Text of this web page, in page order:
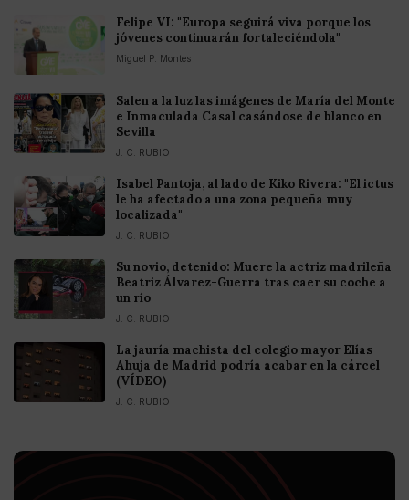
Felipe VI: "Europa seguirá viva porque los
jóvenes continuarán fortaleciéndola"
Miguel P. Montes
Salen a la luz las imágenes de María del Monte
e Inmaculada Casal casándose de blanco en
Sevilla
J. C. RUBIO
Isabel Pantoja, al lado de Kiko Rivera: "El ictus
le ha afectado a una zona pequeña muy
localizada"
J. C. RUBIO
Su novio, detenido: Muere la actriz madrileña
Beatriz Álvarez-Guerra tras caer su coche a
un río
J. C. RUBIO
La jauría machista del colegio mayor Elías
Ahuja de Madrid podría acabar en la cárcel
(VÍDEO)
J. C. RUBIO